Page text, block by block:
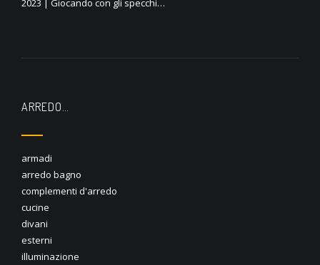
2023 | Giocando con gli specchi…
ARREDO…
armadi
arredo bagno
complementi d'arredo
cucine
divani
esterni
illuminazione